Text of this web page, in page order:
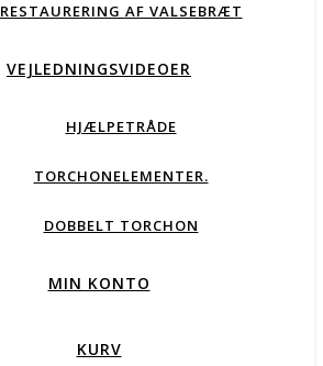
RESTAURERING AF VALSEBRÆT
VEJLEDNINGSVIDEOER
HJÆLPETRÅDE
TORCHONELEMENTER.
DOBBELT TORCHON
MIN KONTO
KURV